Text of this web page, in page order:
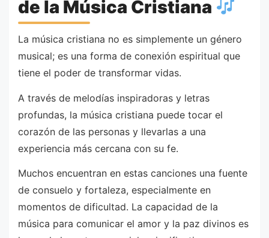
de la Música Cristiana
La música cristiana no es simplemente un género
musical; es una forma de conexión espiritual que
tiene el poder de transformar vidas.
A través de melodías inspiradoras y letras
profundas, la música cristiana puede tocar el
corazón de las personas y llevarlas a una
experiencia más cercana con su fe.
Muchos encuentran en estas canciones una fuente
de consuelo y fortaleza, especialmente en
momentos de dificultad. La capacidad de la
música para comunicar el amor y la paz divinos es